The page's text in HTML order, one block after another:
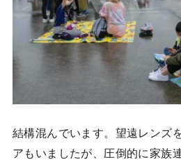
結構混んでいます。望遠レンズ
アもいましたが、圧倒的に家族